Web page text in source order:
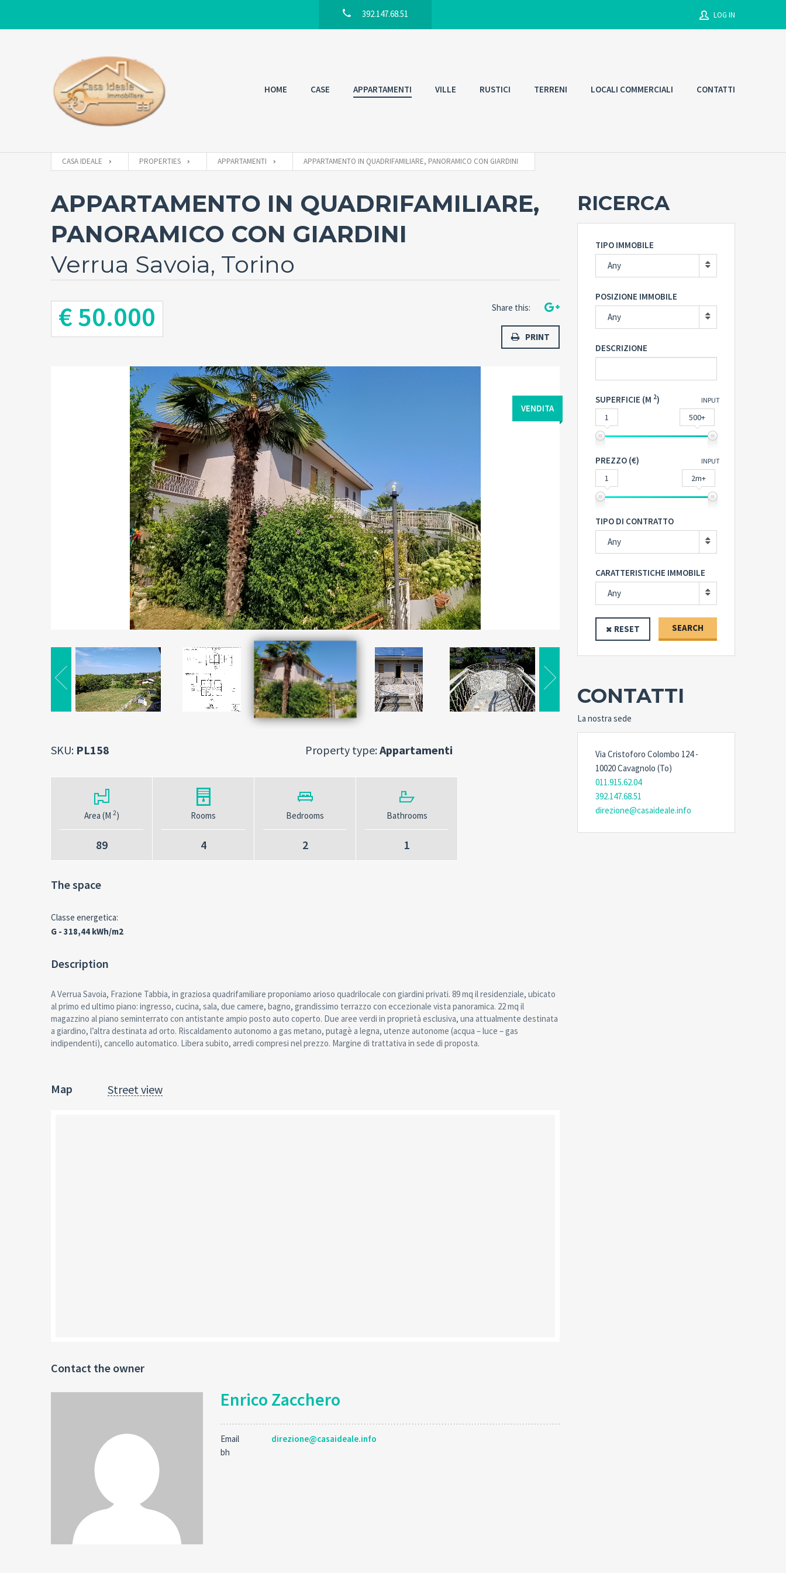
392.147.68.51 LOG IN
Forgot
password?
HOME CASE APPARTAMENTI VILLE RUSTICI TERRENI LOCALI COMMERCIALI CONTATTI
CASA IDEALE PROPERTIES APPARTAMENTI APPARTAMENTO IN QUADRIFAMILIARE, PANORAMICO CON GIARDINI
APPARTAMENTO IN QUADRIFAMILIARE,
PANORAMICO CON GIARDINI
Verrua Savoia, Torino
€ 50.000 Share this:
PRINT
VENDITA
SKU: PL158 Property type:Appartamenti
Area (M 2)
89
Rooms
4
Bedrooms
2
Bathrooms
1
The space
Classe energetica:
G - 318,44 kWh/m2
Description
A Verrua Savoia, Frazione Tabbia, in graziosa quadrifamiliare proponiamo arioso quadrilocale con giardini privati. 89 mq il residenziale, ubicato
al primo ed ultimo piano: ingresso, cucina, sala, due camere, bagno, grandissimo terrazzo con eccezionale vista panoramica. 22 mq il
magazzino al piano seminterrato con antistante ampio posto auto coperto. Due aree verdi in proprietà esclusiva, una attualmente destinata
a giardino, l’altra destinata ad orto. Riscaldamento autonomo a gas metano, putagè a legna, utenze autonome (acqua – luce – gas
indipendenti), cancello automatico. Libera subito, arredi compresi nel prezzo. Margine di trattativa in sede di proposta.
Map Street view
Contact the owner
Enrico Zacchero
Email
direzione@casaideale.info
bh
RICERCA
TIPO IMMOBILE
Any
POSIZIONE IMMOBILE
Any
DESCRIZIONE
SUPERFICIE (M 2) INPUT
1 500+
PREZZO (€) INPUT
1 2m+
TIPO DI CONTRATTO
Any
CARATTERISTICHE IMMOBILE
Any
RESET SEARCH
CONTATTI
La nostra sede
Via Cristoforo Colombo 124 -
10020 Cavagnolo (To)
011.915.62.04
392.147.68.51
direzione@casaideale.info